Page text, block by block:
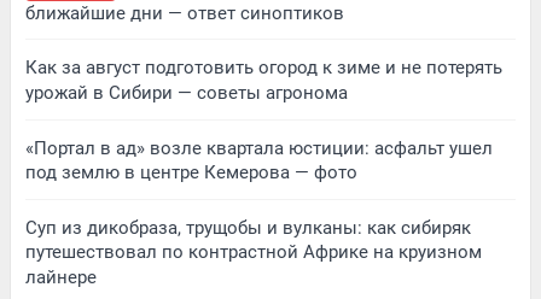
ближайшие дни — ответ синоптиков
Как за август подготовить огород к зиме и не потерять
урожай в Сибири — советы агронома
«Портал в ад» возле квартала юстиции: асфальт ушел
под землю в центре Кемерова — фото
Суп из дикобраза, трущобы и вулканы: как сибиряк
путешествовал по контрастной Африке на круизном
лайнере